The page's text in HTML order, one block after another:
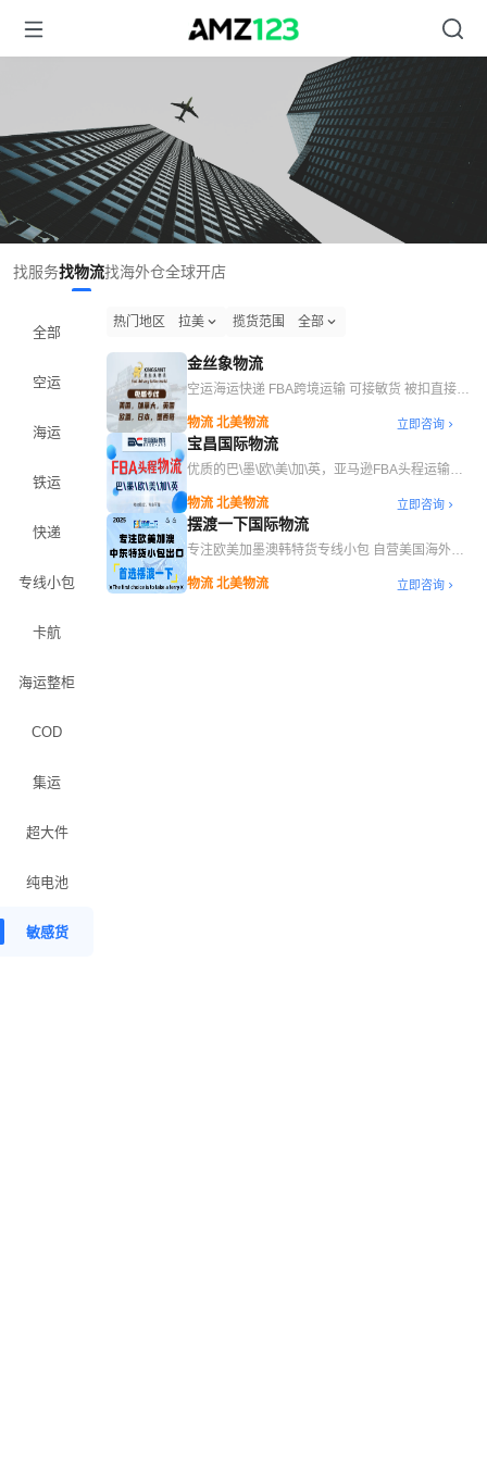
找服务找物流找海外仓全球开店
全部
空运
海运
铁运
快递
专线小包
卡航
海运整柜
COD
集运
超大件
纯电池
敏感货
热门地区 拉美 揽货范围 全部
金丝象物流
空运海运快递 FBA跨境运输 可接敏货 被扣直接赔
物流 北美物流
立即咨询
宝昌国际物流
优质的巴\墨\欧\美\加\英，亚马逊FBA头程运输服
物流 北美物流
立即咨询
摆渡一下国际物流
专注欧美加墨澳韩特货专线小包 自营美国海外仓
物流 北美物流
立即咨询